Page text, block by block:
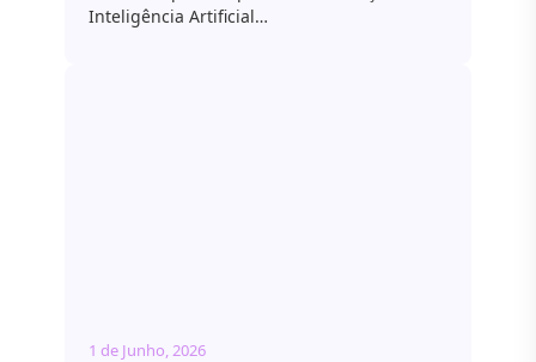
Inteligência Artificial…
1 de Junho, 2026